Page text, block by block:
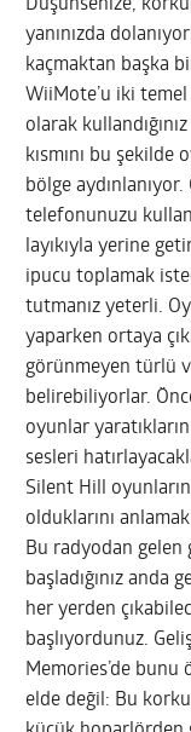
Düşünsenize,
yanınızda
kaçmaktan başka
WiiMote’u iki
olarak
kısmını bu
bölge
telefonunuzu
layıkıyla yerine
ipucu toplamak
tutmanız yeterli.
yaparken ortaya
görünmeyen türlü
belirebiliyorlar.
oyunlar
sesleri
Silent Hill
olduklarını
Bu radyodan gelen
başladığınız anda
her yerden
başlıyordunuz.
Memories’de
elde değil: Bu